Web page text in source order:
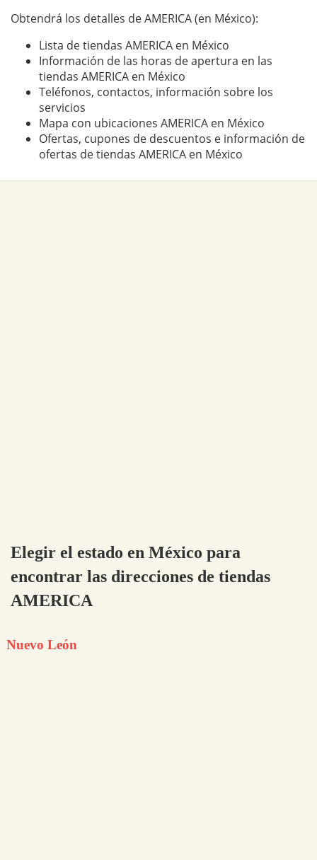
Obtendrá los detalles de AMERICA (en México):
Lista de tiendas AMERICA en México
Información de las horas de apertura en las
tiendas AMERICA en México
Teléfonos, contactos, información sobre los
servicios
Mapa con ubicaciones AMERICA en México
Ofertas, cupones de descuentos e información de
ofertas de tiendas AMERICA en México
Elegir el estado en México para
encontrar las direcciones de tiendas
AMERICA
Nuevo León